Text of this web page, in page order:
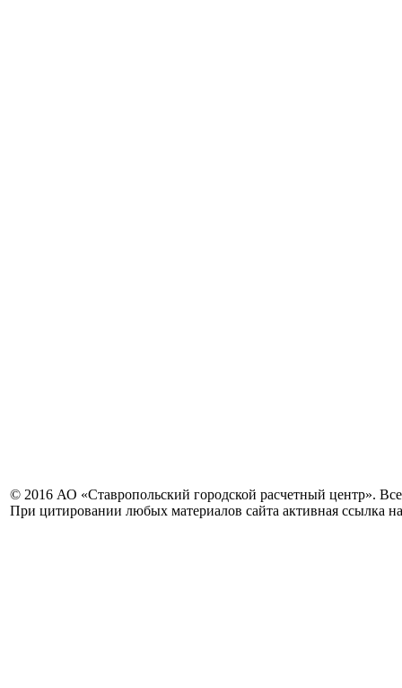
© 2016 АО «Ставропольский городской расчетный центр».
При цитировании любых материалов сайта активная ссылка